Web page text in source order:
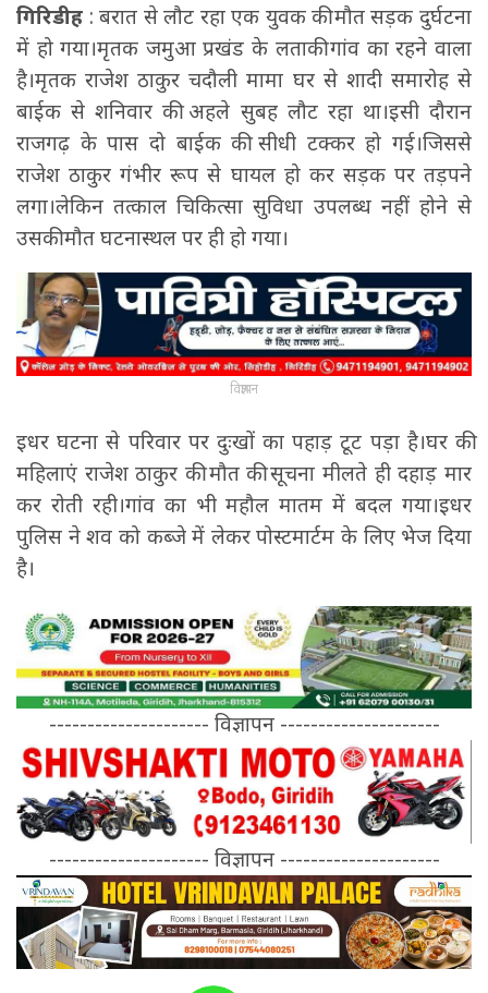
गिरिडीह : बरात से लौट रहा एक युवक की मौत सड़क दुर्घटना
में हो गया।मृतक जमुआ प्रखंड के लताकी गांव का रहने वाला
है।मृतक राजेश ठाकुर चदौली मामा घर से शादी समारोह से
बाईक से शनिवार की अहले सुबह लौट रहा था।इसी दौरान
राजगढ़ के पास दो बाईक की सीधी टक्कर हो गई।जिससे
राजेश ठाकुर गंभीर रूप से घायल हो कर सड़क पर तड़पने
लगा।लेकिन तत्काल चिकित्सा सुविधा उपलब्ध नहीं होने से
उसकी मौत घटनास्थल पर ही हो गया।
विज्ञापन
इधर घटना से परिवार पर दुःखों का पहाड़ टूट पड़ा है।घर की
महिलाएं राजेश ठाकुर की मौत की सूचना मीलते ही दहाड़ मार
कर रोती रही।गांव का भी महौल मातम में बदल गया।इधर
पुलिस ने शव को कब्जे में लेकर पोस्टमार्टम के लिए भेज दिया
है।
--------------------- विज्ञापन ---------------------
--------------------- विज्ञापन ---------------------